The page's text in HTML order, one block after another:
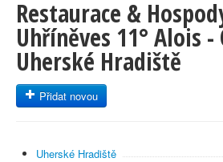
Restaurace &
Uhříněves 11° Alois -
Uherské Hradiště
Přidat novou
Uherské Hradiště